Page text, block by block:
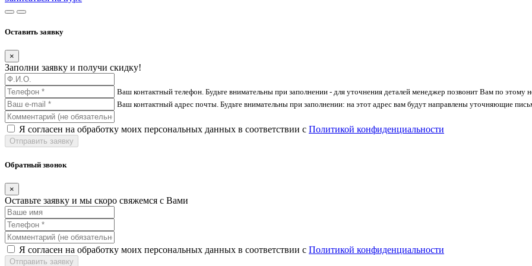
Оставить заявку
×
Заполни заявку и получи скидку!
Ваш контактный телефон. Будьте внимательны при заполнении - для уточнения деталей менеджер позвонит Вам по этому
Ваш контактный адрес почты. Будьте внимательны при заполнении: на этот адрес вам будут направлены уточняющие
Я согласен на обработку моих персональных данных в соответствии с Политикой конфиденциальности
Отправить заявку
Обратный звонок
×
Оставьте заявку и мы скоро свяжемся с Вами
Я согласен на обработку моих персональных данных в соответствии с Политикой конфиденциальности
Отправить заявку